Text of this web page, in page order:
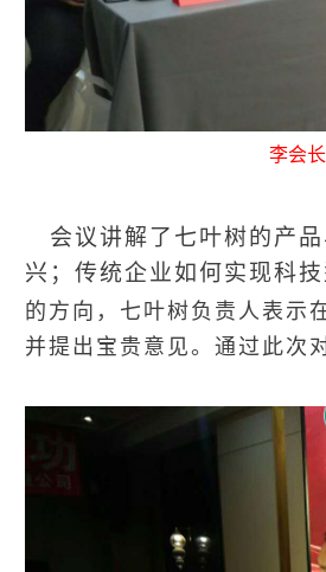
李会
会议讲解了七叶树的产品
兴； 传统企业如何实现科
的方向，七叶树负责人表示
并提出宝贵意见。通过此次